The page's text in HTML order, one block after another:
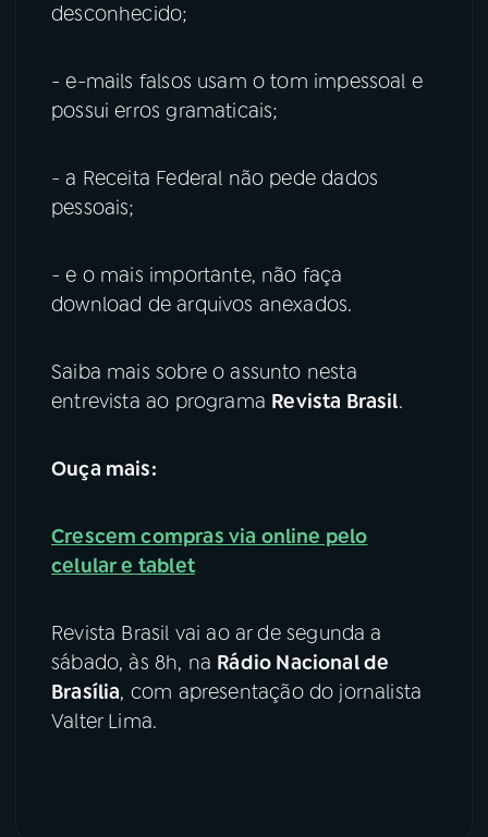
desconhecido;
- e-mails falsos usam o tom impessoal e
possui erros gramaticais;
- a Receita Federal não pede dados
pessoais;
- e o mais importante, não faça
download de arquivos anexados.
Saiba mais sobre o assunto nesta
entrevista ao programa Revista Brasil.
Ouça mais:
Crescem compras via online pelo
celular e tablet
Revista Brasil vai ao ar de segunda a
sábado, às 8h, na Rádio Nacional de
Brasília, com apresentação do jornalista
Valter Lima.